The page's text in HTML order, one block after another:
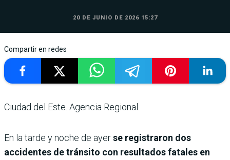
20 DE JUNIO DE 2026 15:27
Compartir en redes
Ciudad del Este. Agencia Regional.
En la tarde y noche de ayerse registraron dos
accidentes de tránsito con resultados fatales en